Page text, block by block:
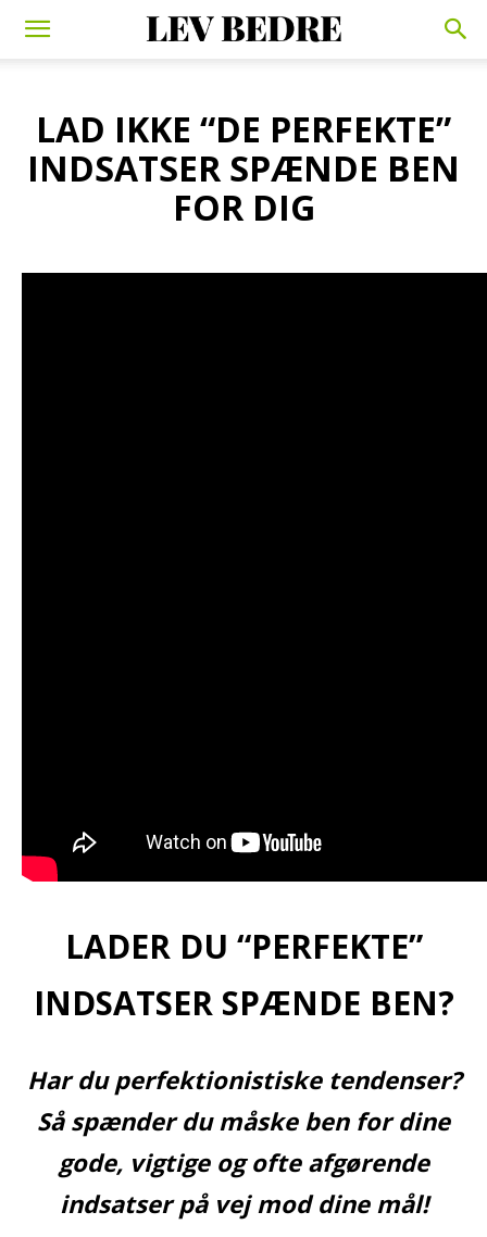
LAD IKKE “DE PERFEKTE”
INDSATSER SPÆNDE BEN
FOR DIG
LADER DU “PERFEKTE”
INDSATSER SPÆNDE BEN?
Har du perfektionistiske tendenser?
Så spænder du måske ben for dine
gode, vigtige og ofte afgørende
indsatser på vej mod dine mål!